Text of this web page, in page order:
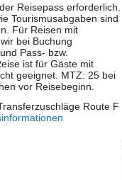
Reisepass erforderlich.
Tourismusabgaben sind
Für Reisen mit
bei Buchung
Pass- bzw.
ist für Gäste mit
geeignet. MTZ: 25 bei
vor Reisebeginn.
Route F